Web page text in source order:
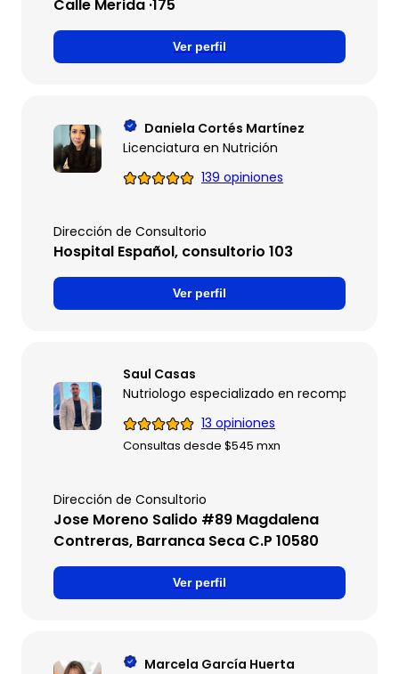
Calle Merida ·175
Ver perfil
Daniela Cortés Martínez
Licenciatura en Nutrición
139 opiniones
Dirección de Consultorio
Hospital Español, consultorio 103
Ver perfil
Saul Casas
Nutriologo especializado en recomposición
13 opiniones
Consultas desde $545 mxn
Dirección de Consultorio
Jose Moreno Salido #89 Magdalena
Contreras, Barranca Seca C.P 10580
Ver perfil
Marcela García Huerta